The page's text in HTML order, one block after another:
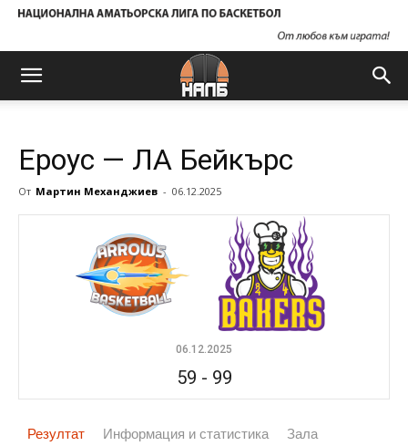
Ероус — ЛА Бейкърс
От Мартин Механджиев - 06.12.2025
06.12.2025
59 - 99
Резултат Информация и статистика Зала